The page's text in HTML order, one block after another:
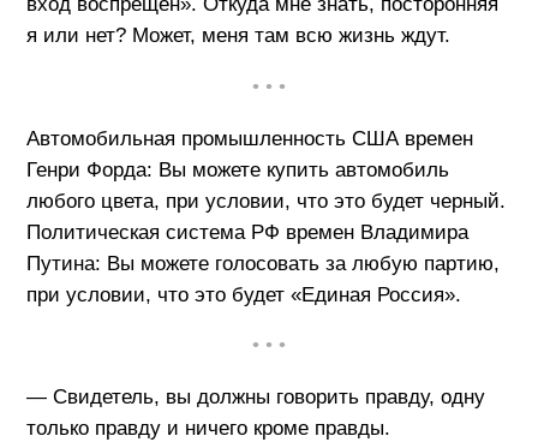
я или нет? Может, меня там всю жизнь ждут.
• • •
Автомобильная промышленность США времен
Генри Форда: Вы можете купить автомобиль
любого цвета, при условии, что это будет черный.
Политическая система РФ времен Владимира
Путина: Вы можете голосовать за любую партию,
при условии, что это будет «Единая Россия».
• • •
— Свидетель, вы должны говорить правду, одну
только правду и ничего кроме правды.